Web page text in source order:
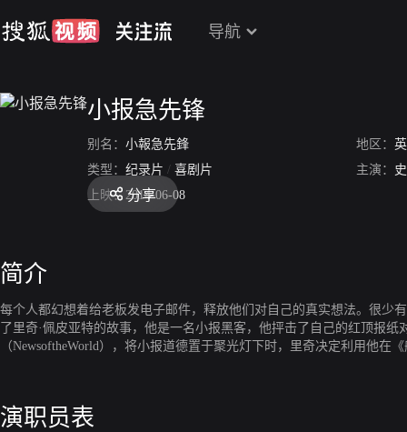
导航
小报急先锋
别名： 小報急先鋒 地区：
类型： 纪录片 / 喜剧片 主演：
上映： 2014-06-08
分享
简介
每个人都幻想着给老板发电子邮件，释放他们对自己的真实想法。很少
了里奇·佩皮亚特的故事，他是一名小报黑客，他抨击了自己的红顶报
（NewsoftheWorld），将小报道德置于聚光灯下时，里奇决定利用他
演职员表